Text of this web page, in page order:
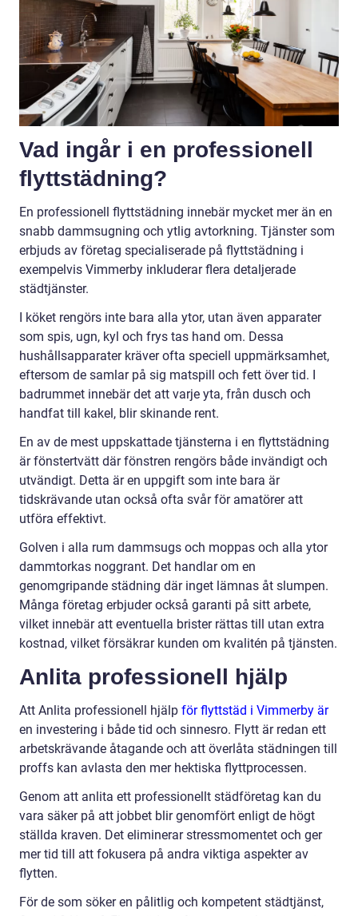
Vad ingår i en professionell
flyttstädning?
En professionell flyttstädning innebär mycket mer än en
snabb dammsugning och ytlig avtorkning. Tjänster som
erbjuds av företag specialiserade på flyttstädning i
exempelvis Vimmerby inkluderar flera detaljerade
städtjänster.
I köket rengörs inte bara alla ytor, utan även apparater
som spis, ugn, kyl och frys tas hand om. Dessa
hushållsapparater kräver ofta speciell uppmärksamhet,
eftersom de samlar på sig matspill och fett över tid. I
badrummet innebär det att varje yta, från dusch och
handfat till kakel, blir skinande rent.
En av de mest uppskattade tjänsterna i en flyttstädning
är fönstertvätt där fönstren rengörs både invändigt och
utvändigt. Detta är en uppgift som inte bara är
tidskrävande utan också ofta svår för amatörer att
utföra effektivt.
Golven i alla rum dammsugs och moppas och alla ytor
dammtorkas noggrant. Det handlar om en
genomgripande städning där inget lämnas åt slumpen.
Många företag erbjuder också garanti på sitt arbete,
vilket innebär att eventuella brister rättas till utan extra
kostnad, vilket försäkrar kunden om kvalitén på tjänsten.
Anlita professionell hjälp
Att Anlita professionell hjälp för flyttstäd i Vimmerby är
en investering i både tid och sinnesro. Flytt är redan ett
arbetskrävande åtagande och att överlåta städningen till
proffs kan avlasta den mer hektiska flyttprocessen.
Genom att anlita ett professionellt städföretag kan du
vara säker på att jobbet blir genomfört enligt de högt
ställda kraven. Det eliminerar stressmomentet och ger
mer tid till att fokusera på andra viktiga aspekter av
flytten.
För de som söker en pålitlig och kompetent städtjänst,